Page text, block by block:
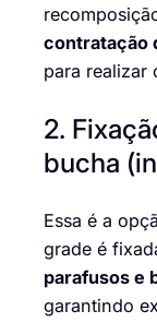
contratação
para realizar
2.
bucha
Essa é a
grade é
parafusos e
garantindo